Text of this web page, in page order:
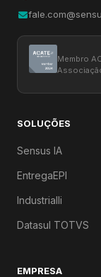
Membro
SOLUÇÕES
Sensus IA
EntregaEPI
Industrialli
Datasul TOTVS
EMPRESA